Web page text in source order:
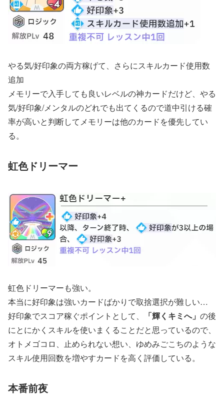
やる気/好印象の両方稼げて、さらにスキルカード使用数
追加
メモリーで入手しても良いレベルの神カードだけど、やる
気/好印象/メンタルのどれでも出てくるので道中引ける確
率が高いと判断してメモリーは他のカードを優先してい
る。
虹色ドリーマー
虹色ドリーマーも強い。
本当に好印象は強いカードばかりで取捨選択が難しい…
好印象でスコア稼ぐポイントとして、
「輝くキミへ」 の後
にとにかくスキルを使いまくることだと思っているので、
オトメゴコロ、止められない想い、ゆめみごこちのような
スキル使用回数を増やすカードを高く評価している。
本番前夜